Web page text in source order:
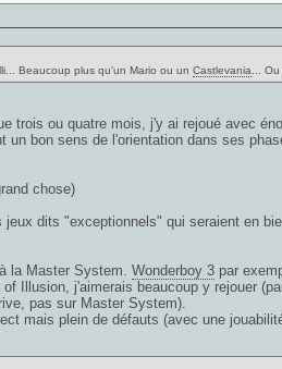
Beaucoup plus qu'un Mario ou un Castlevania ...
trois ou quatre mois, j'y ai rejoué avec
bon sens de l'orientation dans ses
chose)
dits "exceptionnels" qui seraient en
la Master System. Wonderboy 3par
Illusion, j'aimerais beaucoup y rejouer
pas sur Master System).
mais plein de défauts (avec une